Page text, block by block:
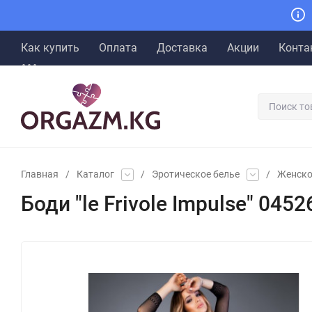
Как купить Оплата Доставка Акции
Главная / Каталог / Эротическое белье /
Боди "le Frivole Impulse"